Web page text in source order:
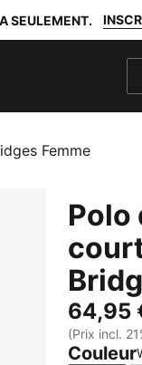
SEULEMENT.
Femme
Polo
64,95
(Prix incl.
Couleur